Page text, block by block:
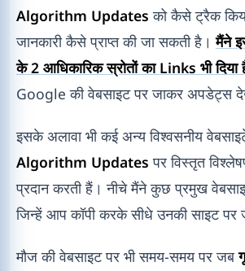
Algorithm Updates को कैसे ट्रैक
जानकारी कैसे प्राप्त की जा सकती है।मैंने
के 2 आधिकारिक स्रोतों का Links भी दिया
Google की वेबसाइट पर जाकर अपडेट्स
इसके अलावा भी कई अन्य विश्वसनीय
Algorithm Updates पर विस्तृत
प्रदान करती हैं। नीचे मैंने कुछ प्रमुख
जिन्हें आप कॉपी करके सीधे उनकी साइट
मौज की वेबसाइट पर भी समय-समय पर जब